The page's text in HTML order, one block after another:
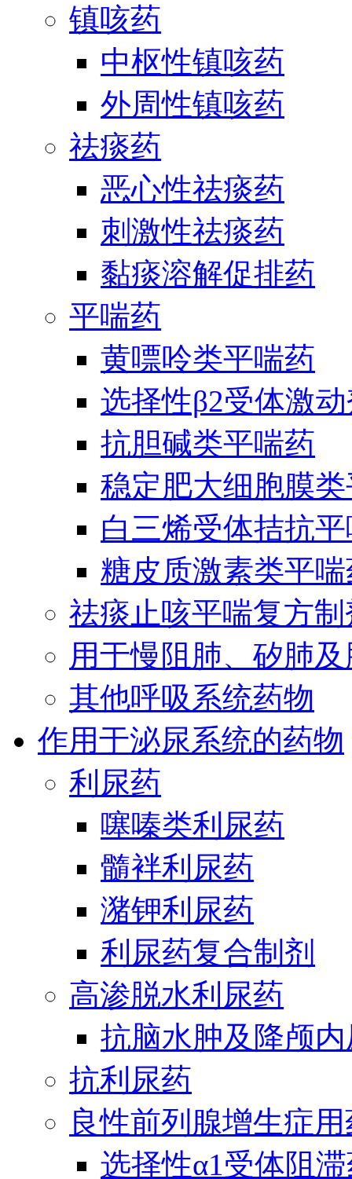
镇咳药
中枢性镇咳药
外周性镇咳药
祛痰药
恶心性祛痰药
刺激性祛痰药
黏痰溶解促排药
平喘药
黄嘌呤类平喘药
选择性β2受体激
抗胆碱类平喘药
稳定肥大细胞膜
白三烯受体拮抗
糖皮质激素类平
祛痰止咳平喘复方制
用于慢阻肺、矽肺
其他呼吸系统药物
作用于泌尿系统的药物
利尿药
噻嗪类利尿药
髓袢利尿药
潴钾利尿药
利尿药复合制剂
高渗脱水利尿药
抗脑水肿及降颅
抗利尿药
良性前列腺增生症
选择性α1受体阻